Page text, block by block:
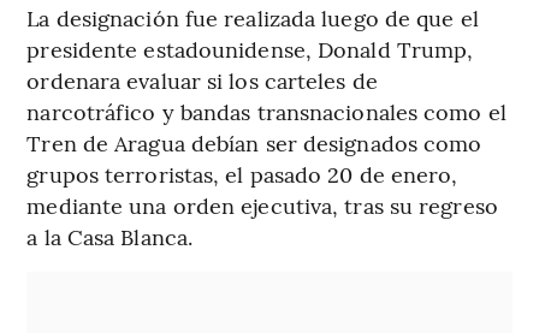
La designación fue realizada luego de que el
presidente estadounidense, Donald Trump,
ordenara evaluar si los carteles de
narcotráfico y bandas transnacionales como el
Tren de Aragua debían ser designados como
grupos terroristas, el pasado 20 de enero,
mediante una orden ejecutiva, tras su regreso
a la Casa Blanca.